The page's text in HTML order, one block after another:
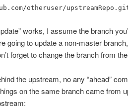
otheruser/
works, I assume the branch
going to update a non-master
forget to change the branch from
the upstream, no any “ahead”
on the same branch came from